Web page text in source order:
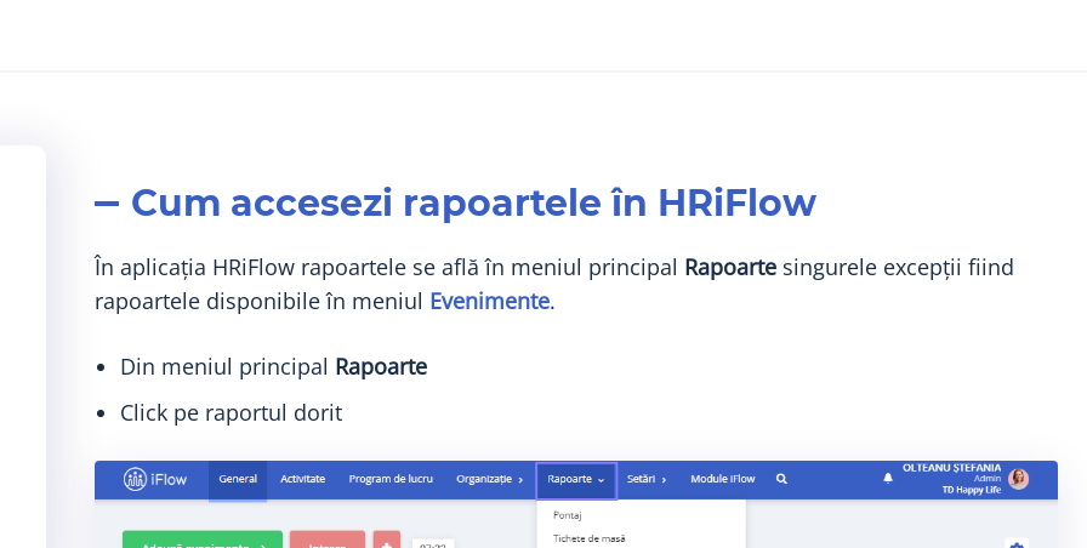
Cum accesezi rapoartele în HRiFlow
În aplicația HRiFlow rapoartele se află în meniul principal Rapoarte singurele excepții fiind
rapoartele disponibile în meniul Evenimente.
Din meniul principal Rapoarte
Click pe raportul dorit